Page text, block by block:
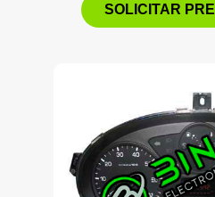
SOLICITAR